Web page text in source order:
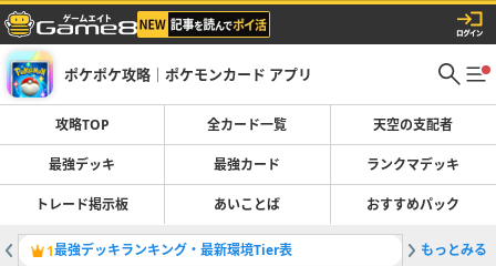
ポケポケ攻略｜ポケモンカード アプリ
攻略TOP 全カード一覧 天空の支配者
最強デッキ 最強カード ランクマデッキ
トレード掲示板 あいことば おすすめパック
1最強デッキランキング・最新環境Tier表 2トレー
もっとみる